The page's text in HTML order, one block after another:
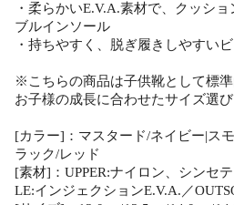
・柔らかいE.V.A.素材で、クッシ
ブルインソール
・持ちやすく、脱ぎ履きしやすい
※こちらの商品は子供靴として標準
お子様の成長に合わせたサイズ選び
[カラー]：マスタード/ネイビー|ス
ラック/レッド
[素材]：UPPER:ナイロン、シンセ
LE:インジェクションE.V.A.／